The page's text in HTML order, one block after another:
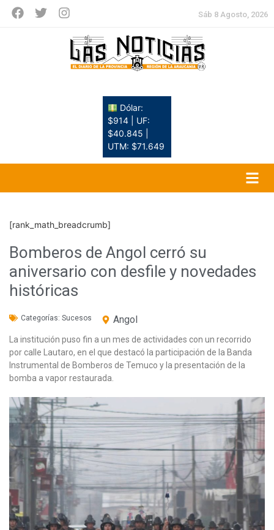
Sáb 8 Agosto, 2026
Dólar:
$914 | UF:
$40.845 |
UTM: $71.649
[rank_math_breadcrumb]
Bomberos de Angol cerró su
aniversario con desfile y novedades
históricas
Categorías: Sucesos Angol
La institución puso fin a un mes de actividades con un recorrido
por calle Lautaro, en el que destacó la participación de la Banda
Instrumental de Bomberos de Temuco y la presentación de la
bomba a vapor restaurada.